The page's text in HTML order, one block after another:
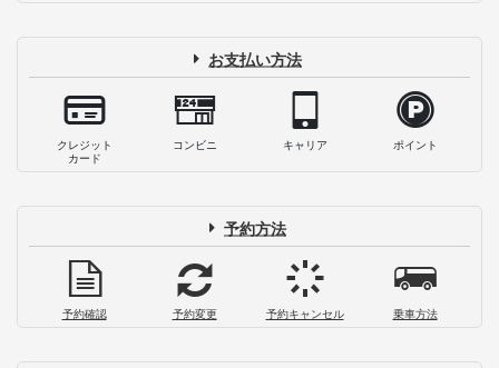
お支払い方法
クレジット
カード
コンビニ キャリア ポイント
予約方法
予約確認 予約変更 予約キャンセル 乗車方法